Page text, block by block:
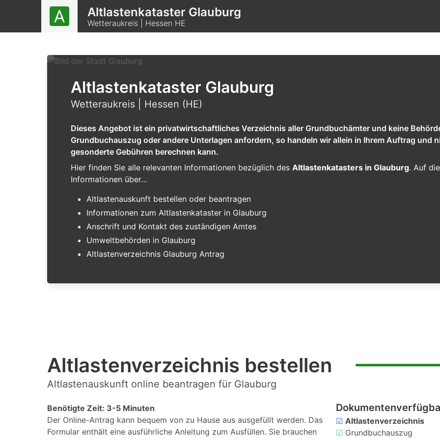
Altlastenkataster Glauburg
Wetteraukreis | Hessen HE
Altlastenkataster Glauburg
Wetteraukreis | Hessen (HE)
Dieses Angebot ist ein privatwirtschaftliches Verzeichnis aller Grundbuchämter und keine
Grundbuchauszug oder andere Unterlagen anfordern, so handeln wir allein in Ihrem Auftrag und
gesonderte Gebühren berechnen kann.
Hier finden Sie alle relevanten Informationen bezüglich des Altlastenkatasters in Glauburg. Auf
Informationen über…
Altlastenauskunft bestellen oder beantragen
Informationen zum Altlastenkataster in Glauburg
Anschrift und Kontakt des zuständigen Amtes
Umweltbehörden in Glauburg
Altlastenverzeichnis Glauburg Antrag
Altlastenverzeichnis bestellen
Altlastenauskunft online beantragen für Glauburg
Benötigte Zeit: 3-5 Minuten
Der Online-Antrag kann bequem von zu Hause aus ausgefüllt werden. Das
Formular enthält eine ausführliche Anleitung zum Ausfüllen. Sie brauchen
☑ Altlastenverzeichnis
☑ Grundbuchauszug